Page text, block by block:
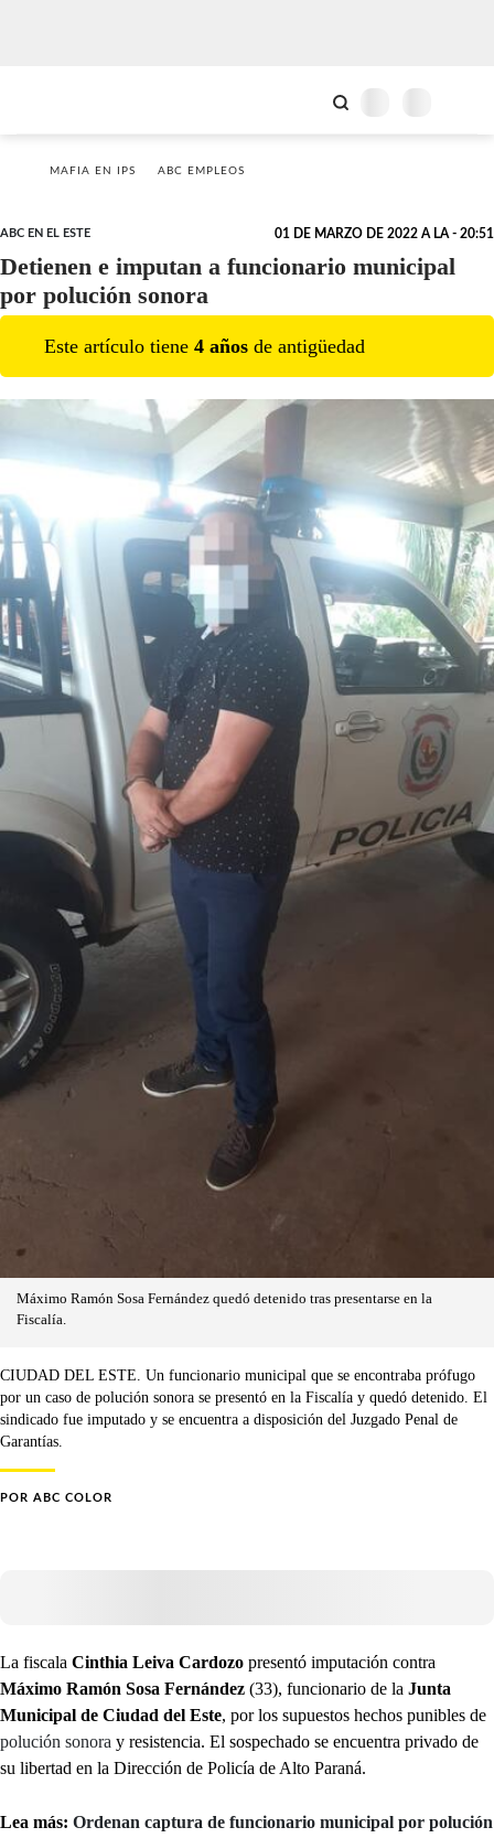
MAFIA EN IPS ABC EMPLEOS
ABC EN EL ESTE 01 DE MARZO DE 2022 A LA - 20:51
Detienen e imputan a funcionario municipal
por polución sonora
Este artículo tiene 4 años de antigüedad
Máximo Ramón Sosa Fernández quedó detenido tras presentarse en la
Fiscalía.
CIUDAD DEL ESTE. Un funcionario municipal que se encontraba prófugo
por un caso de polución sonora se presentó en la Fiscalía y quedó detenido. El
sindicado fue imputado y se encuentra a disposición del Juzgado Penal de
Garantías.
POR ABC COLOR
La fiscala Cinthia Leiva Cardozo presentó imputación contra
Máximo Ramón Sosa Fernández (33), funcionario de la Junta
Municipal de Ciudad del Este, por los supuestos hechos punibles de
polución sonora y resistencia. El sospechado se encuentra privado de
su libertad en la Dirección de Policía de Alto Paraná.
Lea más: Ordenan captura de funcionario municipal por polución